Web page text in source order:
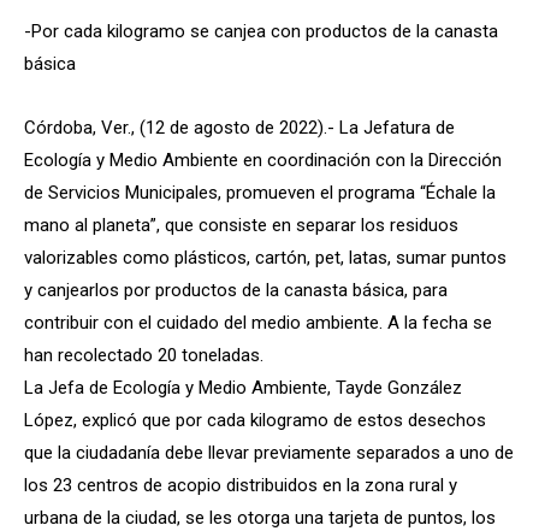
-Por cada kilogramo se canjea con productos de la canasta
básica
Córdoba, Ver., (12 de agosto de 2022).- La Jefatura de
Ecología y Medio Ambiente en coordinación con la Dirección
de Servicios Municipales, promueven el programa “Échale la
mano al planeta”, que consiste en separar los residuos
valorizables como plásticos, cartón, pet, latas, sumar puntos
y canjearlos por productos de la canasta básica, para
contribuir con el cuidado del medio ambiente. A la fecha se
han recolectado 20 toneladas.
La Jefa de Ecología y Medio Ambiente, Tayde González
López, explicó que por cada kilogramo de estos desechos
que la ciudadanía debe llevar previamente separados a uno de
los 23 centros de acopio distribuidos en la zona rural y
urbana de la ciudad, se les otorga una tarjeta de puntos, los